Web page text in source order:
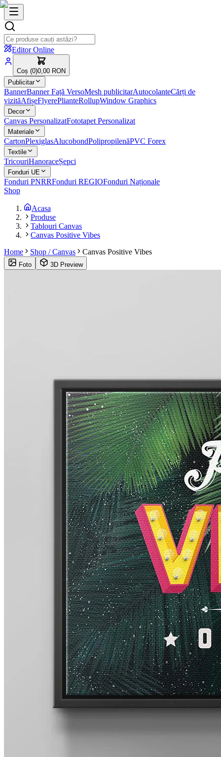
Editor Online
Coș (0)0,00 RON
Publicitar
BannerBanner Față VersoMesh publicitarAutocolanteCărți de
vizităAfișeFlyerePlianteRollupWindow Graphics
Decor
Canvas PersonalizatFototapet Personalizat
Materiale
CartonPlexiglasAlucobondPolipropilenăPVC Forex
Textile
TricouriHanoraceȘepci
Fonduri UE
Fonduri PNRRFonduri REGIOFonduri Naționale
Shop
Acasa
Produse
Tablouri Canvas
Canvas Positive Vibes
Home
Shop / Canvas Canvas Positive Vibes
Foto 3D Preview